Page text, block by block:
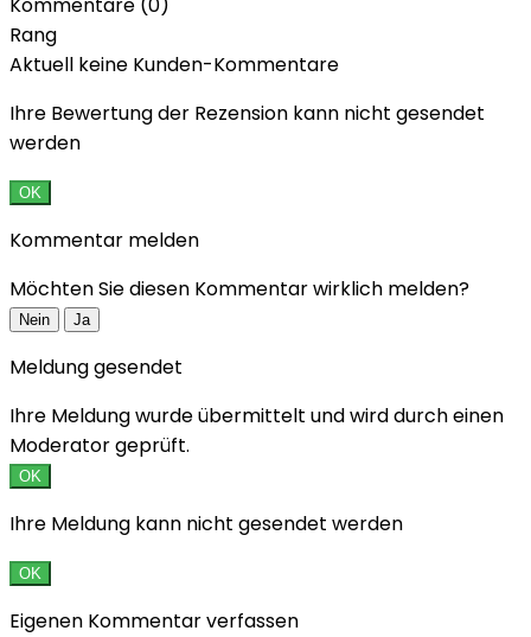
Kommentare (0)
Rang
Aktuell keine Kunden-Kommentare
Ihre Bewertung der Rezension kann nicht gesendet
werden
OK
Kommentar melden
Möchten Sie diesen Kommentar wirklich melden?
Nein Ja
Meldung gesendet
Ihre Meldung wurde übermittelt und wird durch einen
Moderator geprüft.
OK
Ihre Meldung kann nicht gesendet werden
OK
Eigenen Kommentar verfassen